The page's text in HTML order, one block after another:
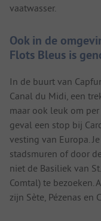
vaatwasser.
Ook in de
Flots Bleus is
In de buurt van
Canal du Midi, een
maar ook leuk om
geval een stop bij
vesting van Europa.
stadsmuren of door
niet de Basiliek van
Comtal) te bezoeken.
zijn Sète, Pézenas en